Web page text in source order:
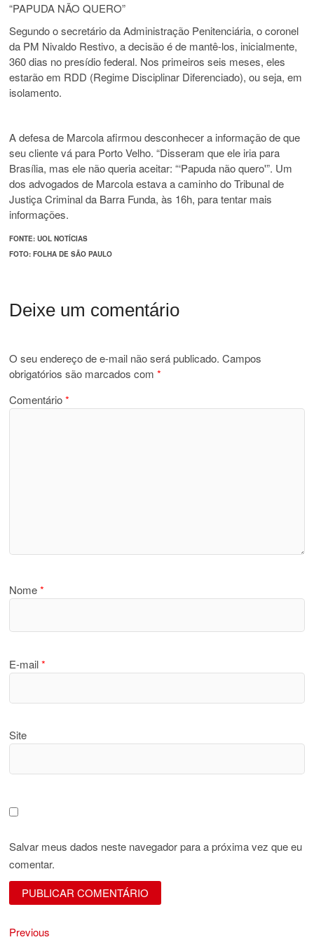
“PAPUDA NÃO QUERO”
Segundo o secretário da Administração Penitenciária, o coronel
da PM Nivaldo Restivo, a decisão é de mantê-los, inicialmente,
360 dias no presídio federal. Nos primeiros seis meses, eles
estarão em RDD (Regime Disciplinar Diferenciado), ou seja, em
isolamento.
A defesa de Marcola afirmou desconhecer a informação de que
seu cliente vá para Porto Velho. “Disseram que ele iria para
Brasília, mas ele não queria aceitar: “‘Papuda não quero'”. Um
dos advogados de Marcola estava a caminho do Tribunal de
Justiça Criminal da Barra Funda, às 16h, para tentar mais
informações.
FONTE: UOL NOTÍCIAS
FOTO: FOLHA DE SÃO PAULO
Deixe um comentário
O seu endereço de e-mail não será publicado. Campos
obrigatórios são marcados com*
Comentário*
Nome*
E-mail*
Site
Salvar meus dados neste navegador para a próxima vez que eu
comentar.
Navegação
Previous